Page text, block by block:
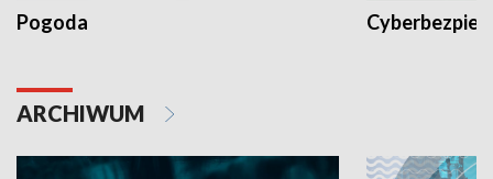
Pogoda
ARCHIWUM